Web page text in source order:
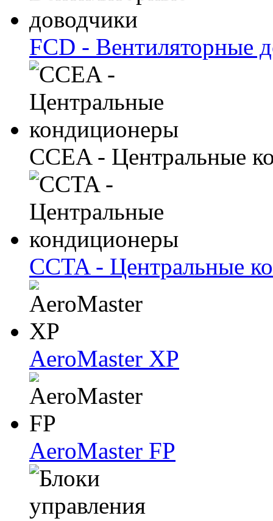
FCD - Вентиляторные
CCEA - Центральные
CCTA - Центральные
AeroMaster XP
AeroMaster FP